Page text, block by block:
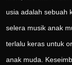
usia adalah sebuah
selera musik anak
terlalu keras untuk
anak muda.